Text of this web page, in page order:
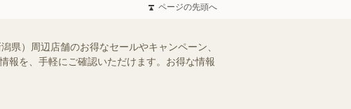
ページの先頭へ
県）周辺店舗のお得なセールやキャンペーン、
報を、手軽にご確認いただけます。お得な情報